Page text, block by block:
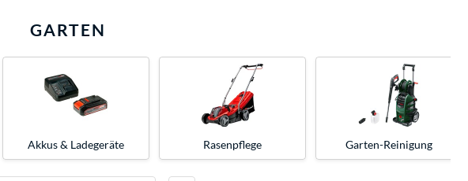
GARTEN
Akkus & Ladegeräte Rasenpflege Garten-Reinigung